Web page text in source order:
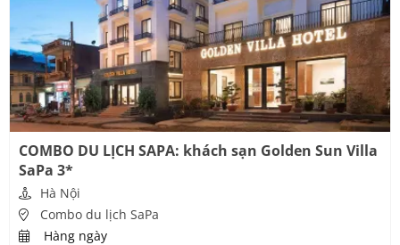
COMBO DU LỊCH SAPA: khách sạn Golden Sun Villa
SaPa 3*
Hà Nội
Combo du lịch SaPa
Hàng ngày